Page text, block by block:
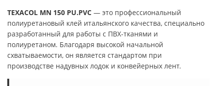
TEXACOL MN 150 PU.PVC — это профессиональный
полиуретановый клей итальянского качества, специально
разработанный для работы с ПВХ-тканями и
полиуретаном. Благодаря высокой начальной
схватываемости, он является стандартом при
производстве надувных лодок и конвейерных лент.